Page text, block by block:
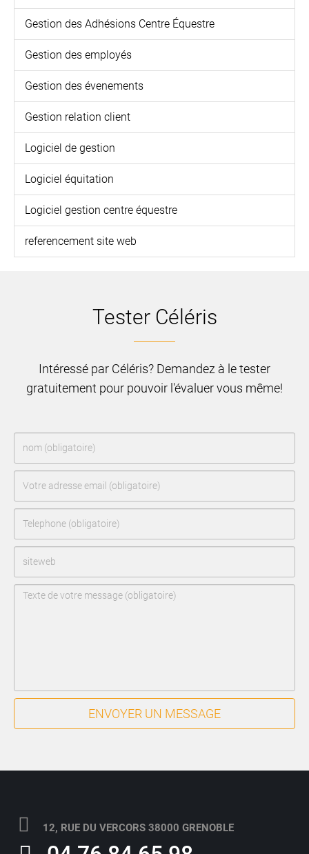
Gestion des Adhésions Centre Équestre
Gestion des employés
Gestion des évenements
Gestion relation client
Logiciel de gestion
Logiciel équitation
Logiciel gestion centre équestre
referencement site web
Tester Céléris
Intéressé par Céléris? Demandez à le tester
gratuitement pour pouvoir l'évaluer vous même!
ENVOYER UN MESSAGE
12, RUE DU VERCORS 38000 GRENOBLE